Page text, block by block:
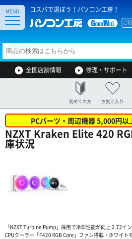
コスパで選ぼう！パソコン工房！
ご
MENU
全国店舗情報 修理・サポート
初めての方 お気に入り
PCパーツ・周辺機器 5,000円以
NZXT Kraken Elite 420
庫状況
「NZXT Turbine Pump」採用で冷却性能が向上 2.72イ
CPUクーラー「F420 RGB Core」ファン搭載・ホワイ